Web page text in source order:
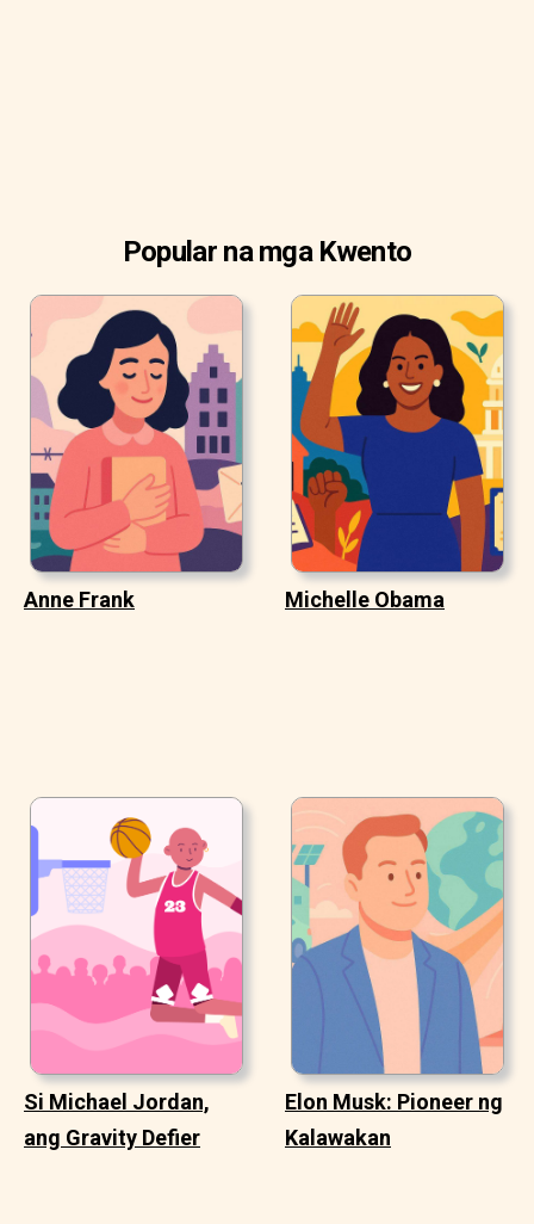
Popular na mga Kwento
Anne Frank Michelle Obama
Si Michael Jordan,
ang Gravity Defier
Elon Musk: Pioneer ng
Kalawakan